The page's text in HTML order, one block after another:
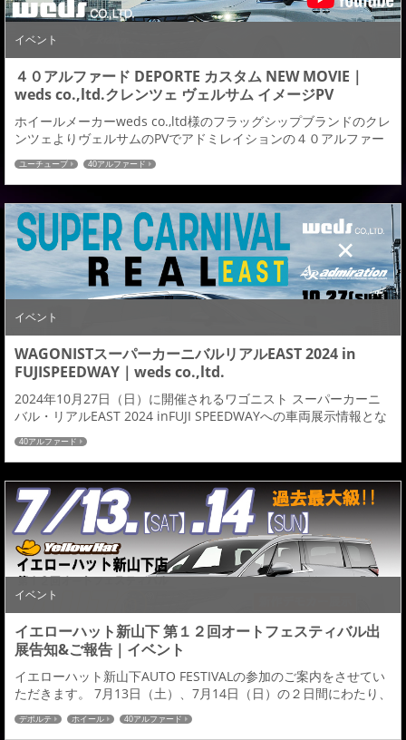
イベント
４０アルファード DEPORTE カスタム NEW MOVIE｜
weds co.,ltd.クレンツェ ヴェルサム イメージPV
ホイールメーカーweds co.,ltd様のフラッグシップブランドのクレ
ンツェよりヴェルサムのPVでアドミレイションの４０アルファー
ドデモカーを使用していただいたPVが公開致しましたのでご紹介
させていただきます。 ４０アルファード装着カスタムパーツ ブラ
ンド【DEPORTE】■フロントハーフスポイラー■サイドステップ■
リヤハーフスポイラーデュアル出し（マフラーレス仕様）■フード
トップスポイラー■フ...
ユーチューブ 40アルファード
イベント
WAGONISTスーパーカーニバルリアルEAST 2024 in
FUJISPEEDWAY｜weds co.,ltd.
2024年10月27日（日）に開催されるワゴニスト スーパーカーニ
バル・リアルEAST 2024 inFUJI SPEEDWAYへの車両展示情報とな
ります。イベント当日【40ALPHARD】を株式会社ウェッズ様のブ
ースにて展示いたします。装着ホイールはweds Kranze Versam
を装着した状態となります。是非、来場の際はweds co.,ltd.ブー
スへお立ち寄りください。【展示車両イメ...
40アルファード
イベント
イエローハット新山下 第１２回オートフェスティバル出
展告知&ご報告｜イベント
イエローハット新山下AUTO FESTIVALの参加のご案内をさせてい
ただきます。 7月13日（土）、7月14日（日）の２日間にわたり、
神奈川県下最大級！『車の祭典』第12回オートフェスティバルが
開催されます。アドミレイションでは完成したばかりの「４０ア
デポルテ ホイール 40アルファード